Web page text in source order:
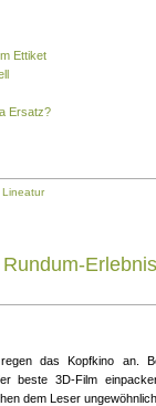
Ettiket
Ersatz?
Lineatur
Erlebnis
das Kopfkino an.
beste 3D-Film
dem Leser